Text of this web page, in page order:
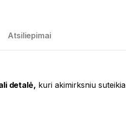
Atsiliepimai
detalė, kuri akimirksniu suteikia